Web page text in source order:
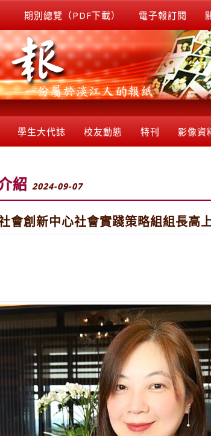
期別總覽（PDF下載） 電子報訂閱
學生大代誌 校友動態 特刊 影像資
紹 2024-09-07
會創新中心社會實踐策略組組長高